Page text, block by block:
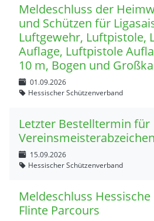
Meldeschluss der
und Schützen für
Luftgewehr, Luftpistole,
Auflage, Luftpistole
10 m, Bogen und
01.09.2026
Hessischer Schützenverband
Letzter Bestelltermin für
15.09.2026
Hessischer Schützenverband
Meldeschluss
Flinte Parcours